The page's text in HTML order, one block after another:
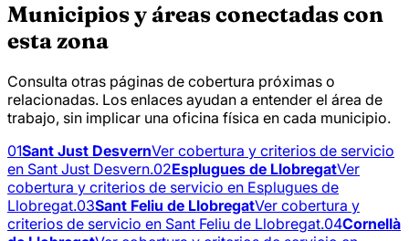
Municipios y áreas conectadas con
esta zona
Consulta otras páginas de cobertura próximas o
relacionadas. Los enlaces ayudan a entender el área de
trabajo, sin implicar una oficina física en cada municipio.
01Sant Just DesvernVer cobertura y criterios de servicio
en Sant Just Desvern.02Esplugues de LlobregatVer
cobertura y criterios de servicio en Esplugues de
Llobregat.03Sant Feliu de LlobregatVer cobertura y
criterios de servicio en Sant Feliu de Llobregat.04Cornellà